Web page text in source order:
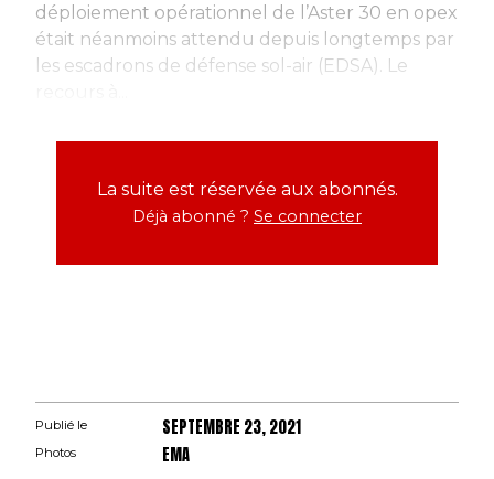
déploiement opérationnel de l’Aster 30 en opex
était néanmoins attendu depuis longtemps par
les escadrons de défense sol-air (EDSA). Le
La suite est réservée aux abonnés.
Déjà abonné ? Se connecter
Publié le SEPTEMBRE 23, 2021
Photos EMA